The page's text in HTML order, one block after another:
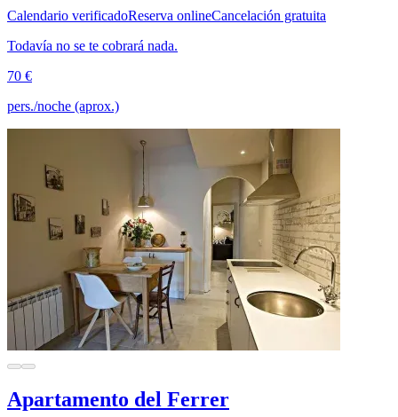
Calendario verificadoReserva onlineCancelación gratuita
Todavía no se te cobrará nada.
70 €
pers./noche (aprox.)
Apartamento del Ferrer